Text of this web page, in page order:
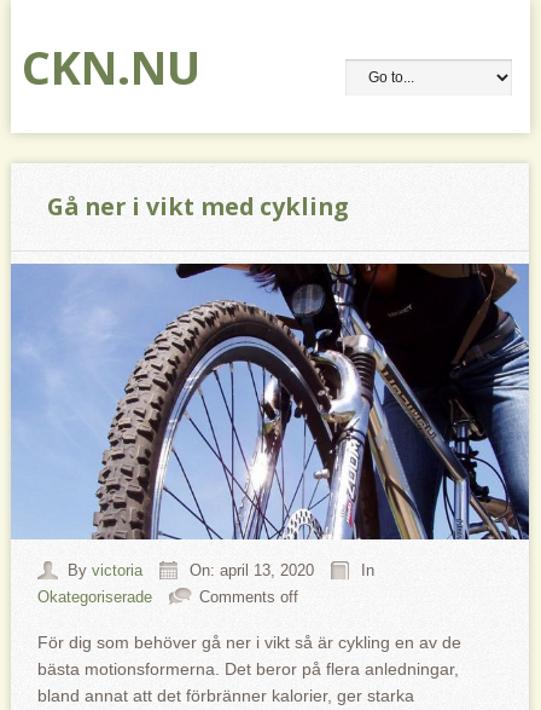
CKN.NU
Gå ner i vikt med cykling
By victoria On: april 13, 2020
In
Okategoriserade
Comments off
För dig som behöver gå ner i vikt så är cykling en av de
bästa motionsformerna. Det beror på flera anledningar,
bland annat att det förbränner kalorier, ger starka